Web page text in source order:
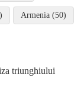
Armenia (50)
triunghiului